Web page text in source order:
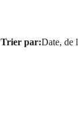
Trier par:Date, de